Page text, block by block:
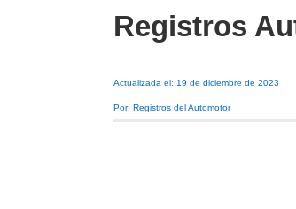
Registros
Actualizada el: 19 de diciembre de 2023
Por: Registros del Automotor